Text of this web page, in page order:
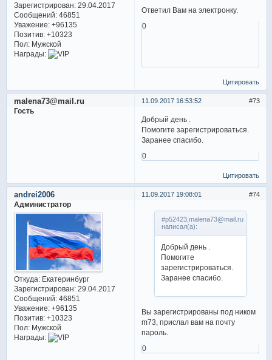
Зарегистрирован: 29.04.2017
Сообщений:46851
Уважение: +96135
Позитив: +10323
Пол:Мужской
Награды:
Ответил Вам на электронку.
0
Цитировать
73
11.09.2017 16:53:52
malena73@mail.ru
Гость
Добрый день .
Помогите зарегистрироваться.
Заранее спасибо.
0
Цитировать
74
11.09.2017 19:08:01
andrei2006
Администратор
Откуда:Екатеринбург
Зарегистрирован: 29.04.2017
Сообщений:46851
Уважение: +96135
Позитив: +10323
Пол:Мужской
Награды:
#p52423,malena73@mail.ru
написал(а):
Добрый день .
Помогите
зарегистрироваться.
Заранее спасибо.
Вы зарегистрированы под ником
m73, прислал вам на почту
пароль.
0